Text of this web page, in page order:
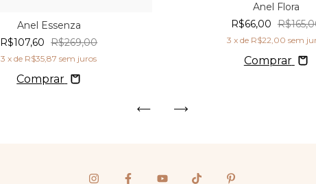
Anel Essenza
R$107,60 R$269,00
3 x de R$35,87 sem juros
Comprar
Anel Flora
R$66,00
3 x de R$22,00 sem
Comprar